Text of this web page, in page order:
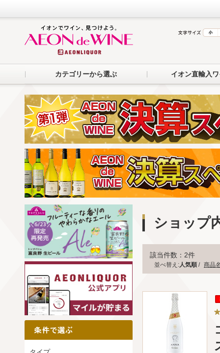
カテゴリーから選ぶ イオン直輸入
ショップ
該当件数：2件
並べ替え:人気順 / 商品